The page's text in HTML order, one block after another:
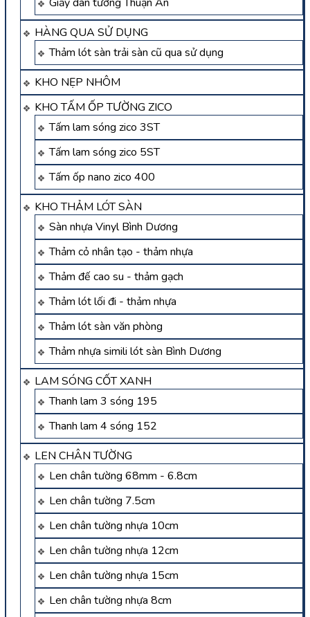
HÀNG QUA SỬ DỤNG
Thảm lót sàn trải sàn cũ qua sử dụng
KHO NẸP NHÔM
KHO TẤM ỐP TƯỜNG ZICO
Tấm lam sóng zico 3ST
Tấm lam sóng zico 5ST
Tấm ốp nano zico 400
KHO THẢM LÓT SÀN
Sàn nhựa Vinyl Bình Dương
Thảm cỏ nhân tạo - thảm nhựa
Thảm đế cao su - thảm gạch
Thảm lót lối đi - thảm nhựa
Thảm lót sàn văn phòng
Thảm nhựa simili lót sàn Bình Dương
LAM SÓNG CỐT XANH
Thanh lam 3 sóng 195
Thanh lam 4 sóng 152
LEN CHÂN TƯỜNG
Len chân tường 68mm - 6.8cm
Len chân tường 7.5cm
Len chân tường nhựa 10cm
Len chân tường nhựa 12cm
Len chân tường nhựa 15cm
Len chân tường nhựa 8cm